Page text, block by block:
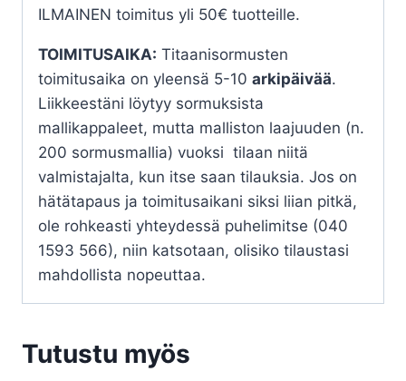
ILMAINEN toimitus yli 50€ tuotteille.
TOIMITUSAIKA: Titaanisormusten
toimitusaika on yleensä 5-10 arkipäivää.
Liikkeestäni löytyy sormuksista
mallikappaleet, mutta malliston laajuuden (n.
200 sormusmallia) vuoksi tilaan niitä
valmistajalta, kun itse saan tilauksia. Jos on
hätätapaus ja toimitusaikani siksi liian pitkä,
ole rohkeasti yhteydessä puhelimitse (040
1593 566), niin katsotaan, olisiko tilaustasi
mahdollista nopeuttaa.
Tutustu myös